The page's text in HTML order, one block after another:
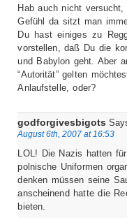
Hab auch nicht
Gefühl da sitzt man
Du hast einiges zu
vorstellen, daß Du die
und Babylon geht. Aber
“Autorität” gelten
Anlaufstelle, oder?
godforgivesbigots
August 6th, 2007 at 16:53
LOL! Die Nazis hatten
polnische Uniformen
denken müssen seine
anscheinend hatte die
bieten.